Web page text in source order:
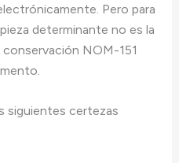
Pero para
determinante no es la
NOM-151
siguientes certezas